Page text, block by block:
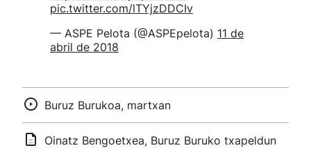
pic.twitter.com/lTYjzDDCIv
— ASPE Pelota (@ASPEpelota) 11 de
abril de 2018
Buruz Burukoa, martxan
Oinatz Bengoetxea, Buruz Buruko txapeldun